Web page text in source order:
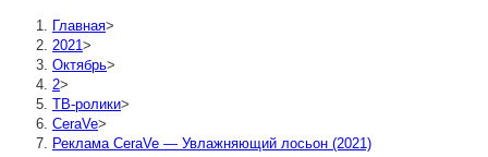
Главная>
2021 >
Октябрь>
2>
ТВ-ролики>
CeraVe>
Реклама CeraVe — Увлажняющий лосьон (2021)